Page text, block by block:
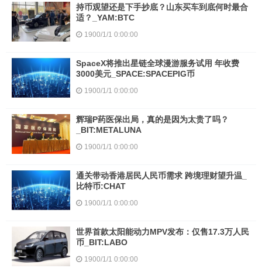
持币观望还是下手抄底？山东买车到底何时最合
适？_YAM:BTC
1900/1/1 0:00:00
SpaceX将推出星链全球漫游服务试用 年收费
3000美元_SPACE:SPACEPIG币
1900/1/1 0:00:00
辉瑞P药医保出局，真的是因为太贵了吗？
_BIT:METALUNA
1900/1/1 0:00:00
通关带动香港居民人民币需求 跨境理财望升温_
比特币:CHAT
1900/1/1 0:00:00
世界首款太阳能动力MPV发布：仅售17.3万人民
币_BIT:LABO
1900/1/1 0:00:00